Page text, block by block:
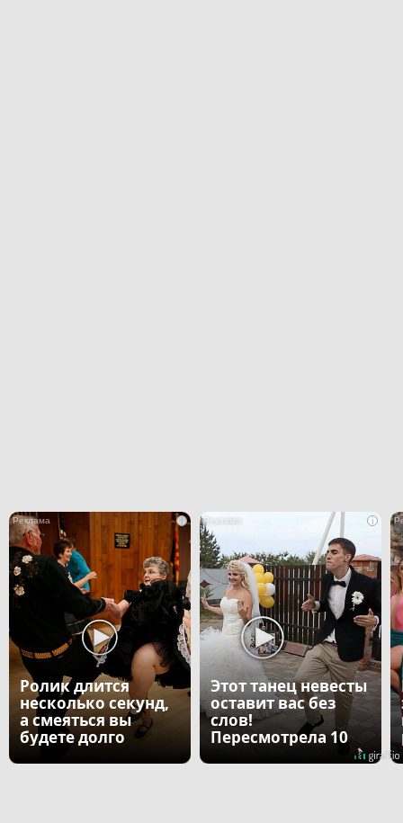
i
Ролик длится
несколько секунд,
а смеяться вы
будете долго
i
Этот танец невесты
оставит вас без
слов!
Пересмотрела 10